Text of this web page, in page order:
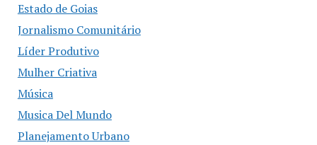
Estado de Goias
Jornalismo Comunitário
Líder Produtivo
Mulher Criativa
Música
Musica Del Mundo
Planejamento Urbano